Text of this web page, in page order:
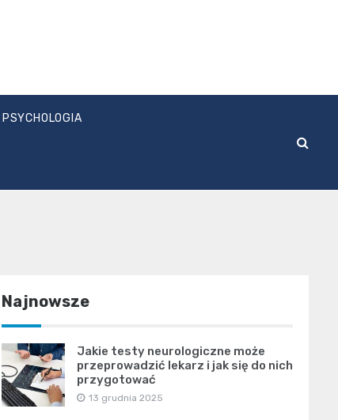
PSYCHOLOGIA
Najnowsze
Jakie testy neurologiczne może
przeprowadzić lekarz i jak się do nich
przygotować
13 grudnia 2025